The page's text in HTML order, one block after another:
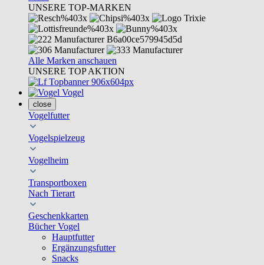
UNSERE TOP-MARKEN
Alle Marken anschauen
UNSERE TOP AKTION
Vogel
close
Vogelfutter
Vogelspielzeug
Vogelheim
Transportboxen
Nach Tierart
Geschenkkarten
Bücher Vogel
Hauptfutter
Ergänzungsfutter
Snacks